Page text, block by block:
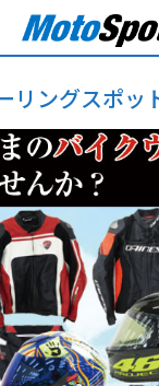
リングスポッ